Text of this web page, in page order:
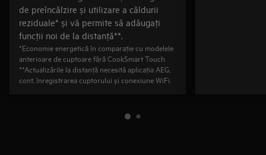
de preîncălzire și utilizare a căldurii
reziduale* și vă permite să adăugaţi
funcţii noi de la distanţă**.
*Economie energetică în comparaţie cu modelele
anterioare de cuptoare fără CookSmart Touch.
**Actualizările la distanţă necesită aplicaţia AEG,
cont, înregistrarea cuptorului și conexiune WiFi.